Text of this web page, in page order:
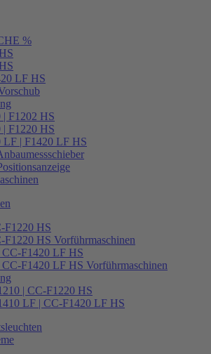
%
LF HS
| F1202 HS
| F1220 HS
LF | F1420 LF HS
F1220 HS
F1220 HS Vorführmaschinen
F1420 LF HS
F1420 LF HS Vorführmaschinen
| CC-F1220 HS
LF | CC-F1420 LF HS